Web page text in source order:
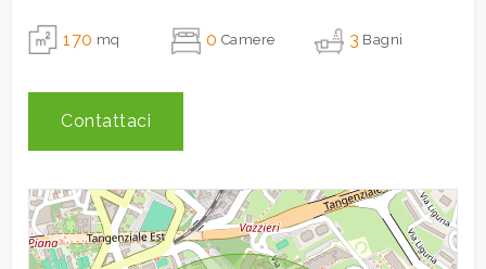
170 mq 0 Camere 3 Bagni
Contattaci
5
5+